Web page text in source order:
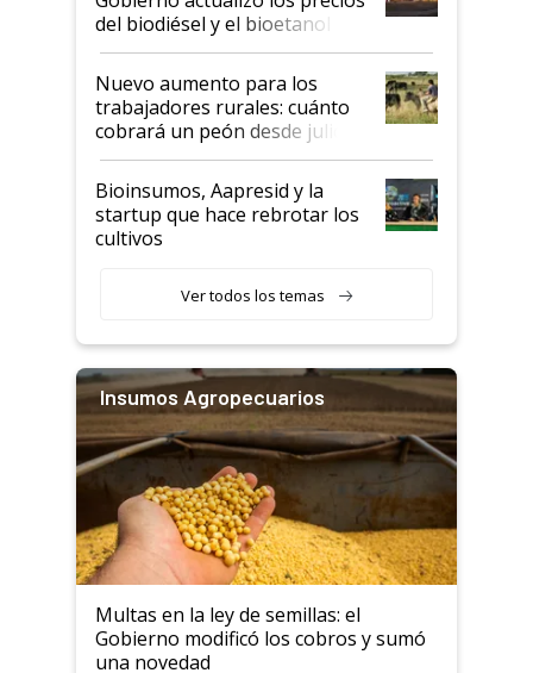
prácticos
del biodiésel y el bioetanol
Nuevo aumento para los
trabajadores rurales: cuánto
cobrará un peón desde julio
Bioinsumos, Aapresid y la
startup que hace rebrotar los
cultivos
Ver todos los temas
Insumos Agropecuarios
Multas en la ley de semillas: el
Gobierno modificó los cobros y sumó
una novedad